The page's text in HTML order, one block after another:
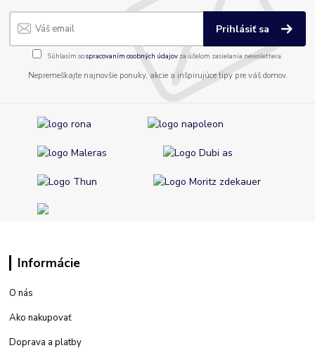
Prihlásiť sa
Súhlasím sospracovaním osobných údajov za účelom zasielania newslettera.
Nepremeškajte najnovšie ponuky, akcie a inšpirujúce tipy pre váš domov.
Informácie
O nás
Ako nakupovať
Doprava a platby